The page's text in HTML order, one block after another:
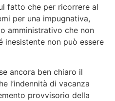
fatto che per ricorrere al
per una impugnativa,
amministrativo che non
inesistente non può essere
ancora ben chiaro il
l’indennità di vacanza
provvisorio della